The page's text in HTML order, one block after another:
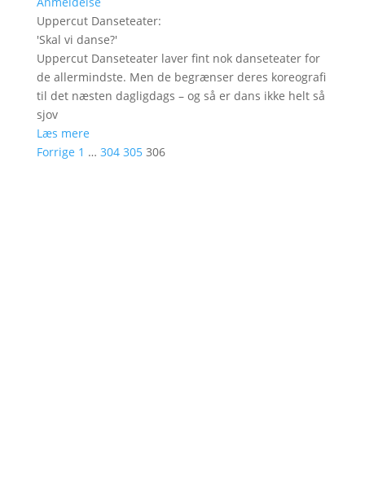
Uppercut Danseteater:
'Skal vi danse?'
Uppercut Danseteater laver fint nok danseteater for
de allermindste. Men de begrænser deres koreografi
til det næsten dagligdags – og så er dans ikke helt så
sjov
Læs mere
Forrige 1 … 304 305 306